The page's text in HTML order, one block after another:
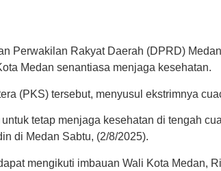
Perwakilan Rakyat Daerah (DPRD)
Medan senantiasa menjaga kesehatan.
(PKS) tersebut, menyusul ekstrimnya
tetap menjaga kesehatan di tengah
di Medan Sabtu, (2/8/2025).
mengikuti imbauan Wali Kota Medan,